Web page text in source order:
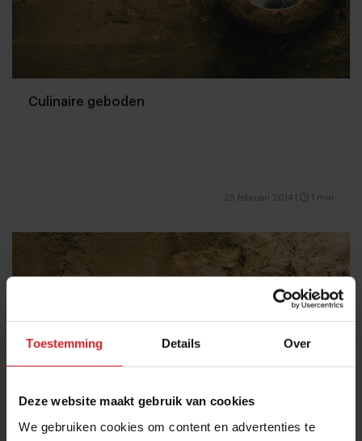
Toestemming Details Over
Deze website maakt gebruik van cookies
We gebruiken cookies om content en advertenties te
Culinaire geboden
25 februari 2014 1 min